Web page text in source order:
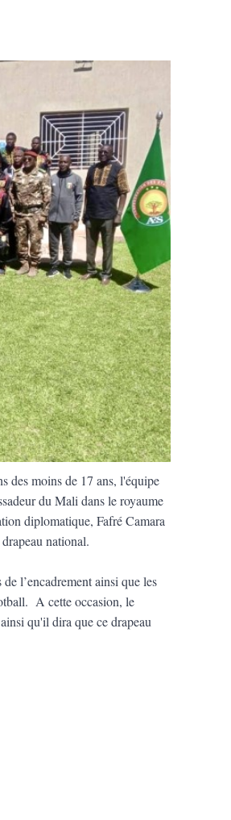
des moins de 17 ans, l'équipe
du Mali dans le royaume
diplomatique, Fafré Camara
national.
l’encadrement ainsi que les
A cette occasion, le
qu'il dira que ce drapeau